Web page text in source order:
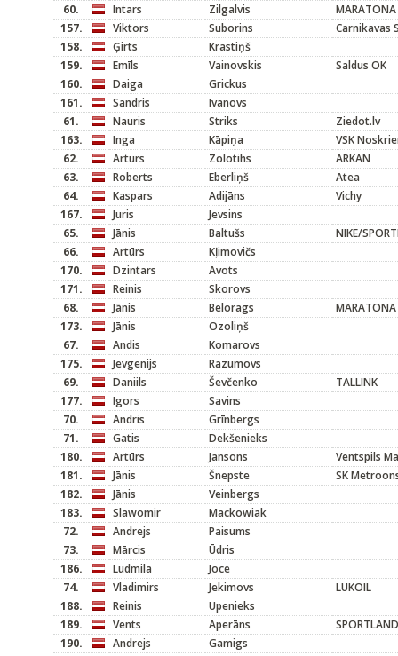
60. Intars Zilgalvis
MARATONA
157.
Viktors Suborins
Carnikavas
158.
Ģirts
Krastiņš
159.
Emīls Vainovskis
Saldus OK
160.
Daiga
Grickus
161.
Sandris
Ivanovs
61.
Nauris Striks
Ziedot.lv
163.
Inga Kāpiņa
VSK
62.
Arturs Zolotihs
ARKAN
63.
Roberts Eberliņš
Atea
64.
Kaspars Adijāns
Vichy
167.
Juris
Jevsins
65.
Jānis Baltušs
NIKE/
66.
Artūrs
Kļimovičs
170.
Dzintars
Avots
171.
Reinis
Skorovs
68.
Jānis Belorags
MARATONA
173.
Jānis
Ozoliņš
67.
Andis
Komarovs
175.
Jevgenijs
Razumovs
69.
Daniils Ševčenko
TALLINK
177.
Igors
Savins
70.
Andris
Grīnbergs
71.
Gatis
Dekšenieks
180.
Artūrs Jansons
Ventspils
181.
Jānis Šnepste
SK
182.
Jānis
Veinbergs
183.
Slawomir
Mackowiak
72.
Andrejs
Paisums
73.
Mārcis
Ūdris
186.
Ludmila
Joce
74.
Vladimirs Jekimovs
LUKOIL
188.
Reinis
Upenieks
189.
Vents Aperāns
SPORTLAND
190.
Andrejs
Gamigs